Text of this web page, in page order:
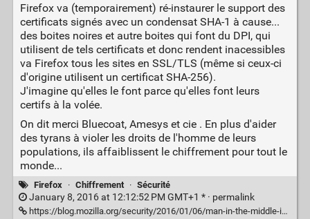
Firefox va (temporairement) ré-instaurer le support des
certificats signés avec un condensat SHA-1 à cause...
des boites noires et autre boites qui font du DPI, qui
utilisent de tels certificats et donc rendent inacessibles
va Firefox tous les sites en SSL/TLS (même si ceux-ci
d'origine utilisent un certificat SHA-256).
J'imagine qu'elles le font parce qu'elles font leurs
certifs à la volée.
On dit merci Bluecoat, Amesys et cie . En plus d'aider
des tyrans à violer les droits de l'homme de leurs
populations, ils affaiblissent le chiffrement pour tout le
monde...
Firefox · Chiffrement · Sécurité
January 8, 2016 at 12:12:52 PM GMT+1 * · permalink
https://blog.mozilla.org/security/2016/01/06/man-in-the-middle-interfering-with-increased-security/